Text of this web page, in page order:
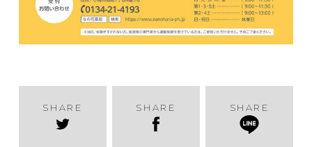
SHARE SHARE SHARE